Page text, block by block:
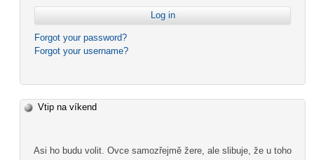
Forgot your password?
Forgot your username?
Vtip na víkend
Asi ho budu volit. Ovce samozřejmě žere, ale slibuje, že u toho